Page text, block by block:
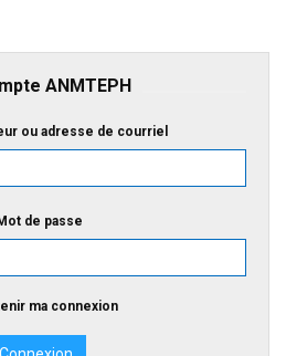
ANMTEPH
ou adresse de courriel
de passe
ma connexion